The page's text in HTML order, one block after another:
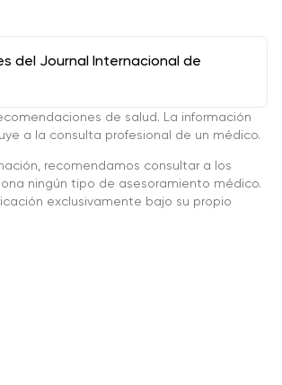
del Journal Internacional de
de salud. La información
a la consulta profesional de un médico.
recomendamos consultar a los
ningún tipo de asesoramiento médico.
exclusivamente bajo su propio